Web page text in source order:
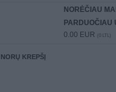
NORĖČIAU
PARDUOČIAU
0.00 EUR (0 LTL)
KREPŠĮ